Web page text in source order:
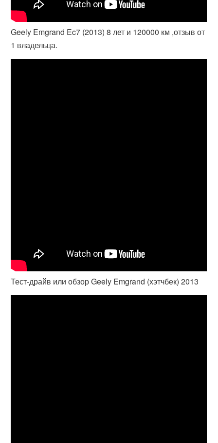
Geely Emgrand Ec7 (2013) 8 лет и 120000 км ,отзыв от
1 владельца.
Тест-драйв или обзор Geely Emgrand (хэтчбек) 2013